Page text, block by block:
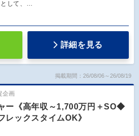
として、…
詳細を見る
掲載期間：26/08/06～26/08/19
企画
ー《高年収～1,700万円＋SO◆
レックスタイムOK》